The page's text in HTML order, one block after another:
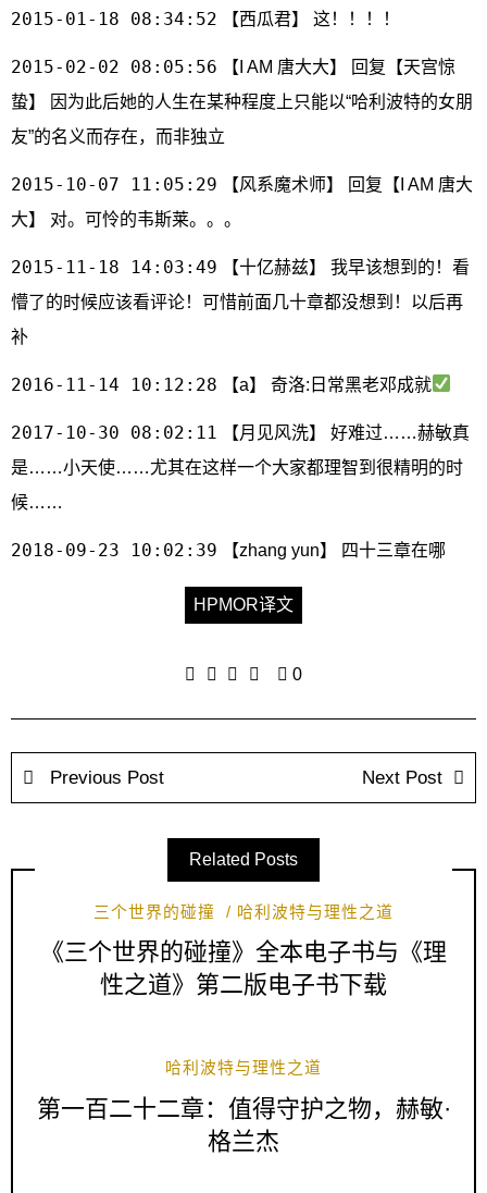
2015-01-18 08:34:52 【西瓜君】 这！！！！
2015-02-02 08:05:56 【I AM 唐大大】 回复【天宫惊
蛰】 因为此后她的人生在某种程度上只能以“哈利波特的女朋
友”的名义而存在，而非独立
2015-10-07 11:05:29 【风系魔术师】 回复【I AM 唐大
大】 对。可怜的韦斯莱。。。
2015-11-18 14:03:49 【十亿赫兹】 我早该想到的！看
懵了的时候应该看评论！可惜前面几十章都没想到！以后再
补
2016-11-14 10:12:28 【a】 奇洛:日常黑老邓成就
2017-10-30 08:02:11
【月见风洗】 好难过……赫敏真
是……小天使……尤其在这样一个大家都理智到很精明的时
候……
2018-09-23 10:02:39 【zhang yun】 四十三章在哪
HPMOR译文
0
Previous Post Next Post
Related Posts
三个世界的碰撞 哈利波特与理性之道
《三个世界的碰撞》全本电子书与《理
性之道》第二版电子书下载
哈利波特与理性之道
第一百二十二章：值得守护之物，赫敏·
格兰杰